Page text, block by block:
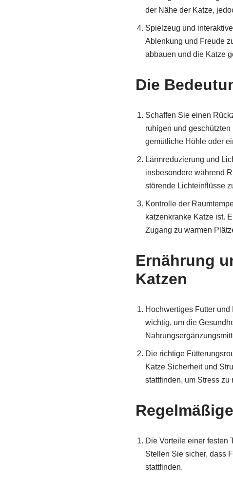
der Nähe der Katze,
Spielzeug und
Ablenkung und Freude
abbauen und die Katze
Die
Schaffen Sie einen
ruhigen und
gemütliche Höhle oder
Lärmreduzierung und
insbesondere während
störende Lichteinflüsse
Kontrolle der
katzenkranke Katze ist.
Zugang zu warmen
Ernährung
Katzen
Hochwertiges Futter
wichtig, um die
Die richtige
Katze Sicherheit und
stattfinden, um Stress zu
Die Vorteile einer festen
Stellen Sie sicher, dass
stattfinden.